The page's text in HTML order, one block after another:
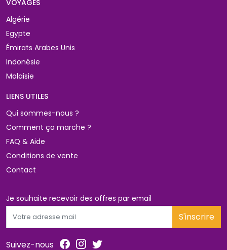
VOYAGES
Algérie
Egypte
Émirats Arabes Unis
Indonésie
Malaisie
LIENS UTILES
Qui sommes-nous ?
Comment ça marche ?
FAQ & Aide
Conditions de vente
Contact
Je souhaite recevoir des offres par email
S'inscrire
Suivez-nous